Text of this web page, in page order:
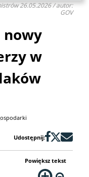
26.05.2026 / autor:
GOV
nowy
w
Udostępnij:
Powiększ tekst